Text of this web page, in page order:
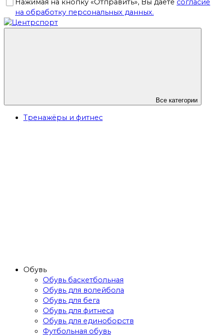
Нажимая на кнопку «Отправить», Вы даете согласие
на обработку персональных данных.
Все категории
Тренажёры и фитнес
Обувь
Обувь баскетбольная
Обувь для волейбола
Обувь для бега
Обувь для фитнеса
Обувь для единоборств
Футбольная обувь